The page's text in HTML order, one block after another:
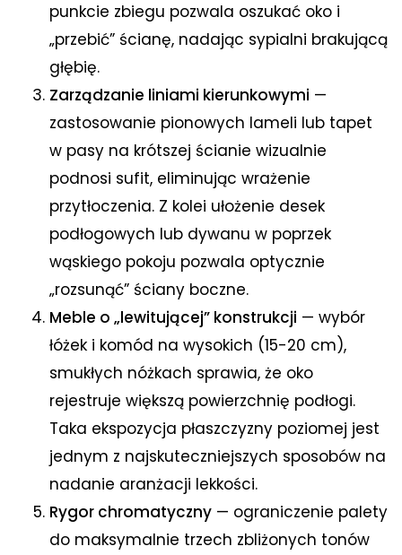
punkcie zbiegu pozwala oszukać oko i
„przebić” ścianę, nadając sypialni brakującą
głębię.
Zarządzanie liniami kierunkowymi —
zastosowanie pionowych lameli lub tapet
w pasy na krótszej ścianie wizualnie
podnosi sufit, eliminując wrażenie
przytłoczenia. Z kolei ułożenie desek
podłogowych lub dywanu w poprzek
wąskiego pokoju pozwala optycznie
„rozsunąć” ściany boczne.
Meble o „lewitującej” konstrukcji — wybór
łóżek i komód na wysokich (15-20 cm),
smukłych nóżkach sprawia, że oko
rejestruje większą powierzchnię podłogi.
Taka ekspozycja płaszczyzny poziomej jest
jednym z najskuteczniejszych sposobów na
nadanie aranżacji lekkości.
Rygor chromatyczny — ograniczenie palety
do maksymalnie trzech zbliżonych tonów